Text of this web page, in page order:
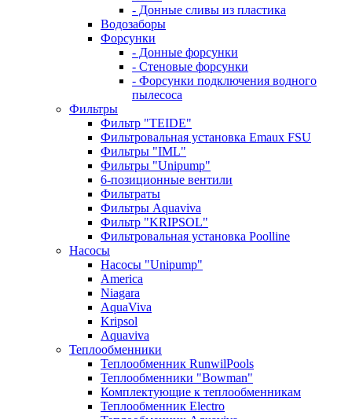
- Донные сливы из пластика
Водозаборы
Форсунки
- Донные форсунки
- Стеновые форсунки
- Форсунки подключения водного
пылесоса
Фильтры
Фильтр "TEIDE"
Фильтровальная установка Emaux FSU
Фильтры "IML"
Фильтры "Unipump"
6-позиционные вентили
Фильтраты
Фильтры Aquaviva
Фильтр "KRIPSOL"
Фильтровальная установка Poolline
Насосы
Насосы "Unipump"
Ameriсa
Niagara
AquaViva
Kripsol
Aquaviva
Теплообменники
Теплообменник RunwilPools
Теплообменники "Bowman"
Комплектующие к теплообменникам
Теплообменник Electro